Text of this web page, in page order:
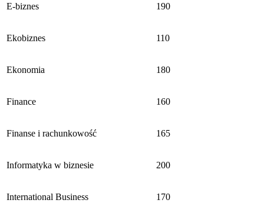
E-biznes 190
Ekobiznes 110
Ekonomia 180
Finance 160
Finanse i rachunkowość 165
Informatyka w biznesie 200
International Business 170